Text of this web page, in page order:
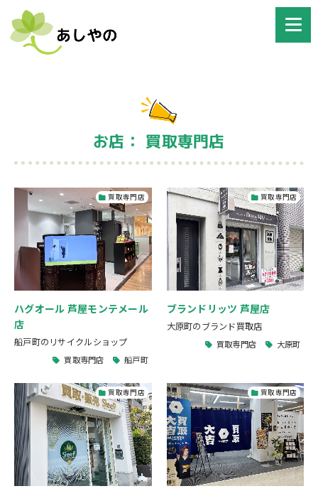
お店： 買取専門店
買取専門店
ハグオール 芦屋モンテメール
店
船戸町のリサイクルショップ
買取専門店 船戸町
買取専門店
ブランドリッツ 芦屋店
大原町のブランド買取店
買取専門店 大原町
買取専門店 買取専門店